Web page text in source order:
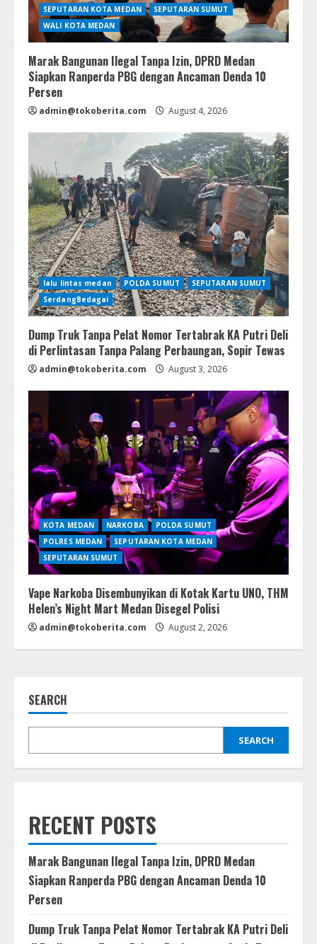
SEPUTARAN KOTA MEDAN
SEPUTARAN SUMUT
WALI KOTA MEDAN
Marak Bangunan Ilegal Tanpa Izin, DPRD Medan
Siapkan Ranperda PBG dengan Ancaman Denda 10
Persen
admin@tokoberita.com August 4, 2026
lalu lintas medan POLDA SUMUT
SEPUTARAN SUMUT
SerdangBedagai
Dump Truk Tanpa Pelat Nomor Tertabrak KA Putri Deli
di Perlintasan Tanpa Palang Perbaungan, Sopir Tewas
admin@tokoberita.com August 3, 2026
KOTA MEDAN NARKOBA
POLDA SUMUT
POLRES MEDAN
SEPUTARAN KOTA MEDAN
SEPUTARAN SUMUT
Vape Narkoba Disembunyikan di Kotak Kartu UNO, THM
Helen’s Night Mart Medan Disegel Polisi
admin@tokoberita.com August 2, 2026
SEARCH
SEARCH
RECENT POSTS
Marak Bangunan Ilegal Tanpa Izin, DPRD Medan
Siapkan Ranperda PBG dengan Ancaman Denda 10
Persen
Dump Truk Tanpa Pelat Nomor Tertabrak KA Putri Deli